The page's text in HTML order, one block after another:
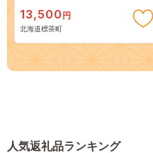
13,500 円
北海道標茶町
人気返礼品ランキング